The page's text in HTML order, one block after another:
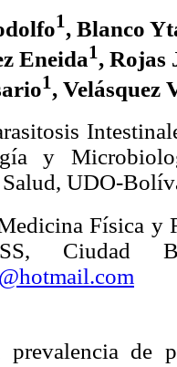
1, Blanco
Eneida1, Rojas
1, Velásquez
y
UDO-
Física y
Ciudad
prevalencia de